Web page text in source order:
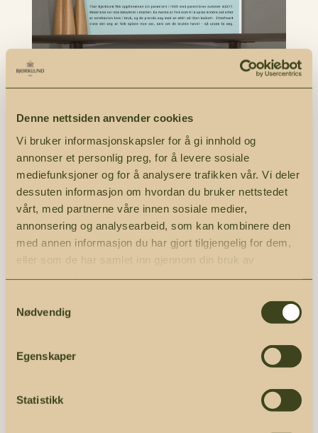
Denne nettsiden anvender cookies
Vi bruker informasjonskapsler for å gi innhold og
annonser et personlig preg, for å levere sosiale
mediefunksjoner og for å analysere trafikken vår. Vi deler
dessuten informasjon om hvordan du bruker nettstedet
vårt, med partnerne våre innen sosiale medier,
annonsering og analysearbeid, som kan kombinere den
med annen informasjon du har gjort tilgjengelig for dem,
eller som de har samlet inn gjennom din bruk av
Nødvendig
Egenskaper
Statistikk
🇳🇴 Skjær pent av osten | 🇬🇧 Slice
Bjørklund1925